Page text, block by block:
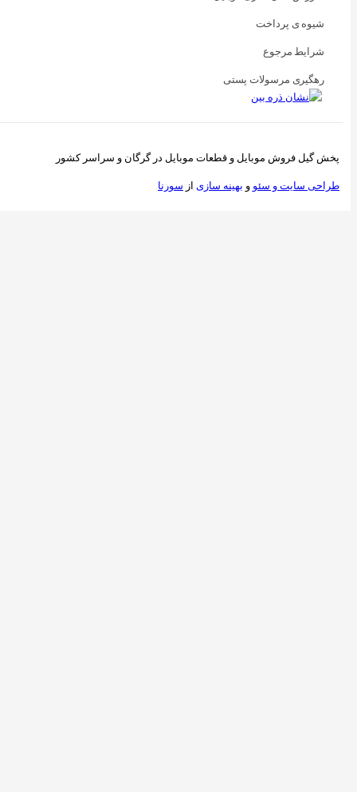
قطعات موبایل در گرگان و سراسر کشور
سازیاز سورنا